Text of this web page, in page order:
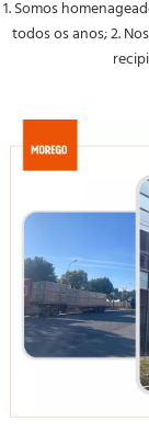
1. Somos
todos os anos; 2.